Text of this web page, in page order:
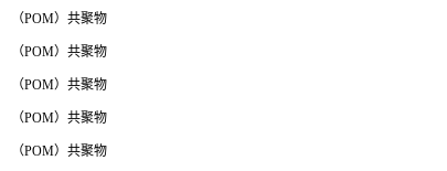
（POM）共聚物
（POM）共聚物
（POM）共聚物
（POM）共聚物
（POM）共聚物